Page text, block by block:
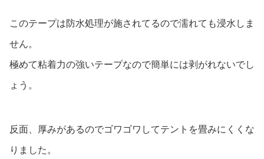
このテープは防水処理が施されてるので濡れても浸水しま
せん。
極めて粘着力の強いテープなので簡単には剥がれないでし
ょう。
反面、厚みがあるのでゴワゴワしてテントを畳みにくくな
りました。